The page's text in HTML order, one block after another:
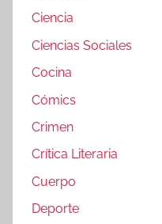
Ciencia
Ciencias Sociales
Cocina
Cómics
Crimen
Crítica Literaria
Cuerpo
Deporte